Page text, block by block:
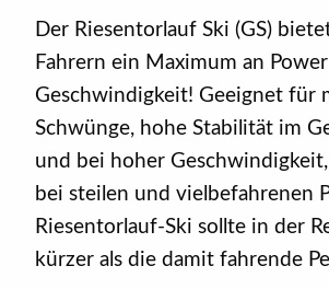
Der Riesentorlauf Ski (GS)
Fahrern ein Maximum an
Geschwindigkeit! Geeignet für
Schwünge, hohe Stabilität im
und bei hoher Geschwindigkeit,
bei steilen und vielbefahrenen
Riesentorlauf-Ski sollte in der
kürzer als die damit fahrende